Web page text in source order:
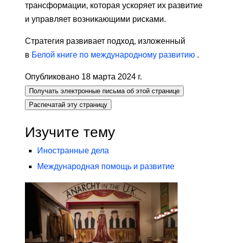
трансформации, которая ускоряет их развитие
и управляет возникающими рисками.
Стратегия развивает подход, изложенный
в Белой книге по международному развитию .
Опубликовано 18 марта 2024 г.
Получать электронные письма об этой странице
Распечатай эту страницу
Изучите тему
Иностранные дела
Международная помощь и развитие